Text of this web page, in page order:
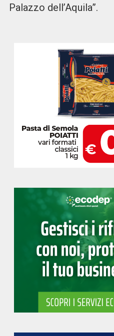
Palazzo dell’Aquila”.